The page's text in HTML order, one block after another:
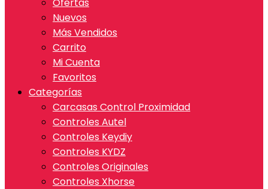
Nuevos
Más Vendidos
Carrito
Mi Cuenta
Favoritos
Categorías
Carcasas Control Proximidad
Controles Autel
Controles Keydiy
Controles KYDZ
Controles Originales
Controles Xhorse